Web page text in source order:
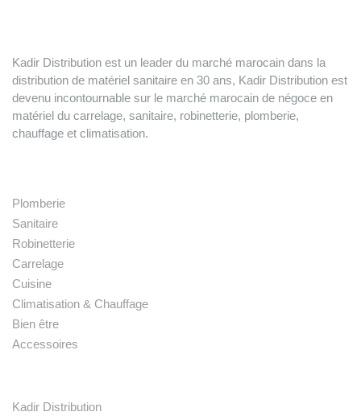
Kadir Distribution est un leader du marché marocain dans la
distribution de matériel sanitaire en 30 ans, Kadir Distribution est
devenu incontournable sur le marché marocain de négoce en
matériel du carrelage, sanitaire, robinetterie, plomberie,
chauffage et climatisation.
Plomberie
Sanitaire
Robinetterie
Carrelage
Cuisine
Climatisation & Chauffage
Bien être
Accessoires
Kadir Distribution